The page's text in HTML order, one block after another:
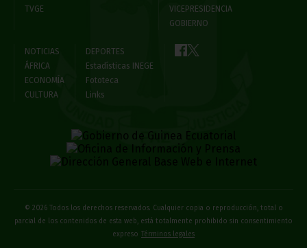
TVGE
VICEPRESIDENCIA
GOBIERNO
NOTICIAS
ÁFRICA
ECONOMÍA
CULTURA
DEPORTES
Estadísticas INEGE
Fototeca
Links
© 2026 Todos los derechos reservados. Cualquier copia o reproducción, total o
parcial de los contenidos de esta web, está totalmente prohibido sin consentimiento
expreso Términos legales